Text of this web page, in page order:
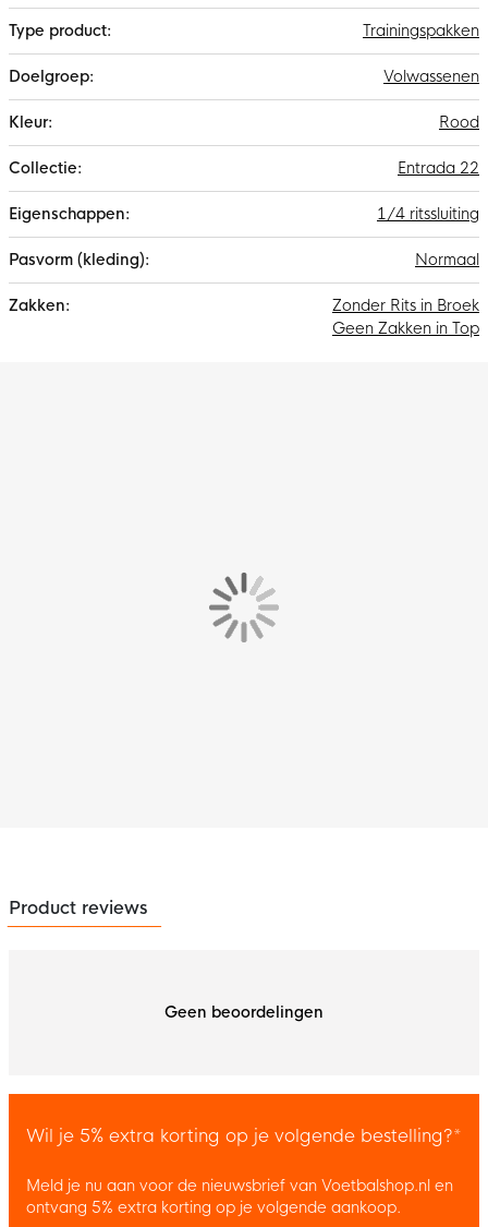
dagen. De enkelritsen maken het gemakkelijk om de
trainingsbroek over je (voetbal)schoenen heen aan- en uit te
trekken.
Trainingspakken
Volwassenen
Rood
Entrada 22
1/4 ritssluiting
Normaal
Zonder Rits in Broek
Geen Zakken in Top
Product reviews
Geen beoordelingen
Wil je 5% extra korting op je volgende bestelling?*
Meld je nu aan voor de nieuwsbrief van Voetbalshop.nl en
ontvang 5% extra korting op je volgende aankoop.